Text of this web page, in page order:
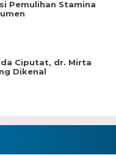
Pemulihan Stamina
Ciputat, dr. Mirta
Dikenal